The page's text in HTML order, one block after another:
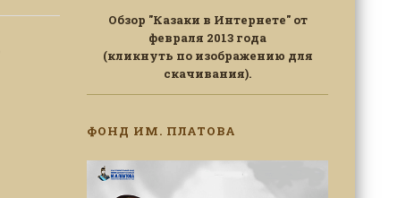
Обзор "Казаки в Интернете" от
февраля 2013 года
(кликнуть по изображению для
скачивания).
ФОНД ИМ. ПЛАТОВА